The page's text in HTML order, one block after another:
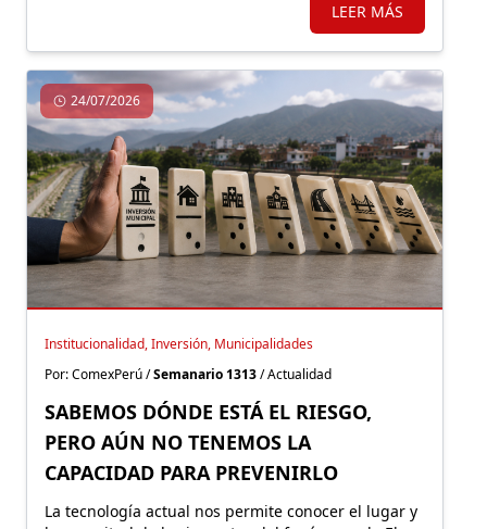
LEER MÁS
24/07/2026
Institucionalidad, Inversión, Municipalidades
Por: ComexPerú /Semanario 1313/ Actualidad
SABEMOS DÓNDE ESTÁ EL RIESGO,
PERO AÚN NO TENEMOS LA
CAPACIDAD PARA PREVENIRLO
La tecnología actual nos permite conocer el lugar y